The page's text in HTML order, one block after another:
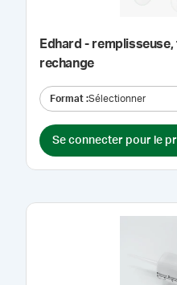
Edhard -
rechange
Format :Sélectionner
Se connecter pour le